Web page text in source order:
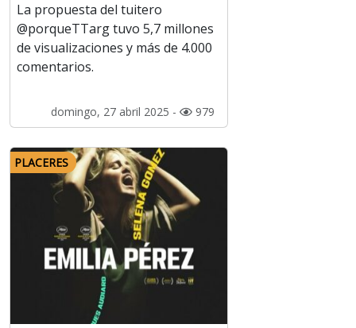
La propuesta del tuitero
@porqueTTarg tuvo 5,7 millones
de visualizaciones y más de 4.000
comentarios.
domingo, 27 abril 2025 - 979
PLACERES